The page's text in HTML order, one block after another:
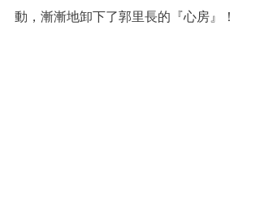
動，漸漸地卸下了郭里長的『心房』！